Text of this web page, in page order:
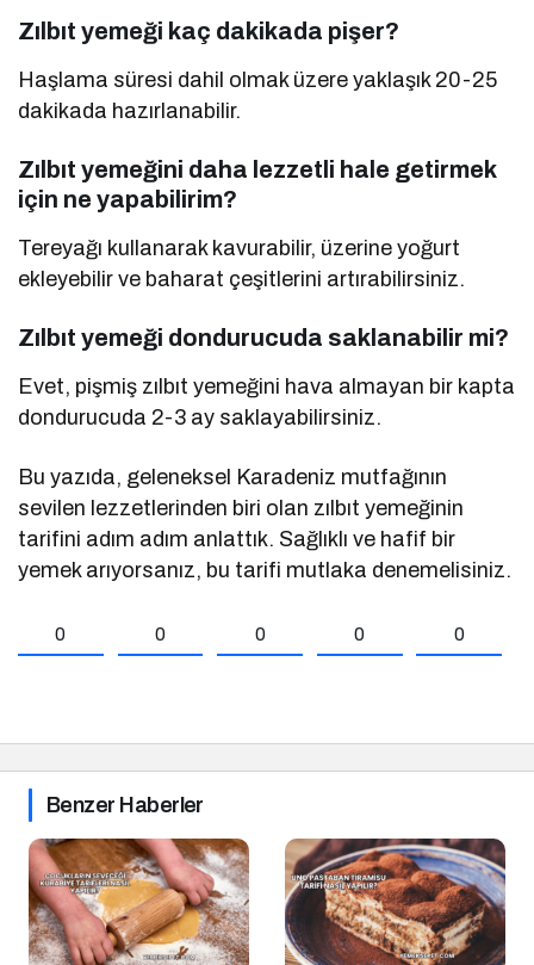
Zılbıt yemeği kaç dakikada pişer?
Haşlama süresi dahil olmak üzere yaklaşık 20-25
dakikada hazırlanabilir.
Zılbıt yemeğini daha lezzetli hale getirmek
için ne yapabilirim?
Tereyağı kullanarak kavurabilir, üzerine yoğurt
ekleyebilir ve baharat çeşitlerini artırabilirsiniz.
Zılbıt yemeği dondurucuda saklanabilir mi?
Evet, pişmiş zılbıt yemeğini hava almayan bir kapta
dondurucuda 2-3 ay saklayabilirsiniz.
Bu yazıda, geleneksel Karadeniz mutfağının
sevilen lezzetlerinden biri olan zılbıt yemeğinin
tarifini adım adım anlattık. Sağlıklı ve hafif bir
yemek arıyorsanız, bu tarifi mutlaka denemelisiniz.
0 0 0 0 0
Benzer Haberler